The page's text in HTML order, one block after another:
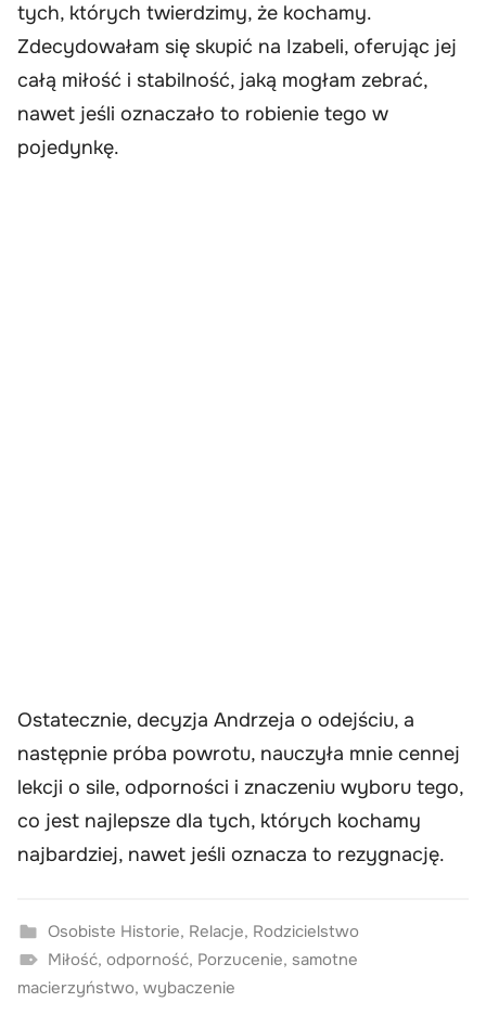
tych, których twierdzimy, że kochamy.
Zdecydowałam się skupić na Izabeli, oferując jej
całą miłość i stabilność, jaką mogłam zebrać,
nawet jeśli oznaczało to robienie tego w
pojedynkę.
Ostatecznie, decyzja Andrzeja o odejściu, a
następnie próba powrotu, nauczyła mnie cennej
lekcji o sile, odporności i znaczeniu wyboru tego,
co jest najlepsze dla tych, których kochamy
najbardziej, nawet jeśli oznacza to rezygnację.
Osobiste Historie, Relacje, Rodzicielstwo
Miłość, odporność, Porzucenie, samotne
macierzyństwo, wybaczenie